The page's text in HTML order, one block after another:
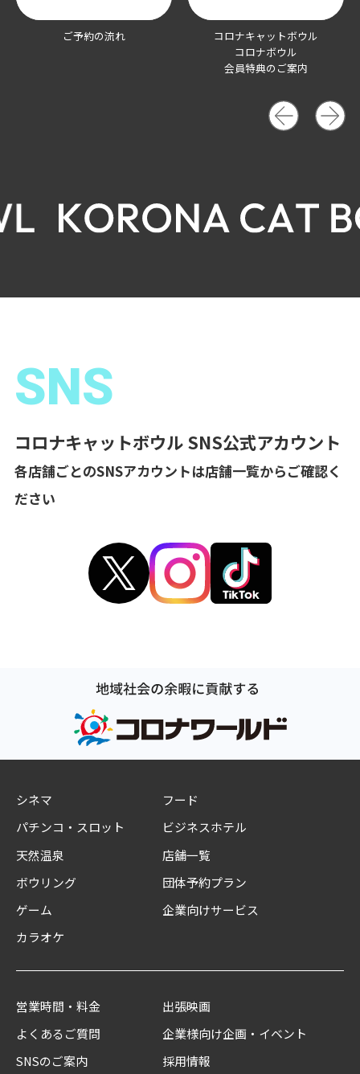
ご予約の流れ
コロナキャットボウル
コロナボウル
会員特典のご案内
SNS
コロナキャットボウル SNS公式アカウント
各店舗ごとのSNSアカウントは店舗一覧からご確認く
ださい
シネマ
パチンコ・スロット
天然温泉
ボウリング
ゲーム
カラオケ
フード
ビジネスホテル
店舗一覧
団体予約プラン
企業向けサービス
営業時間・料金
よくあるご質問
SNSのご案内
出張映画
企業様向け企画・イベント
採用情報